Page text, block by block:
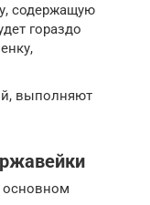
содержащую
гораздо
выполняют
основном